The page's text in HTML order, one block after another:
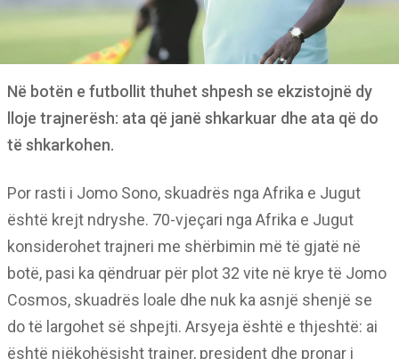
Në botën e futbollit thuhet shpesh se ekzistojnë dy
lloje trajnerësh: ata që janë shkarkuar dhe ata që do
të shkarkohen.
Por rasti i Jomo Sono, skuadrës nga Afrika e Jugut
është krejt ndryshe. 70-vjeçari nga Afrika e Jugut
konsiderohet trajneri me shërbimin më të gjatë në
botë, pasi ka qëndruar për plot 32 vite në krye të Jomo
Cosmos, skuadrës loale dhe nuk ka asnjë shenjë se
do të largohet së shpejti. Arsyeja është e thjeshtë: ai
është njëkohësisht trajner, president dhe pronar i